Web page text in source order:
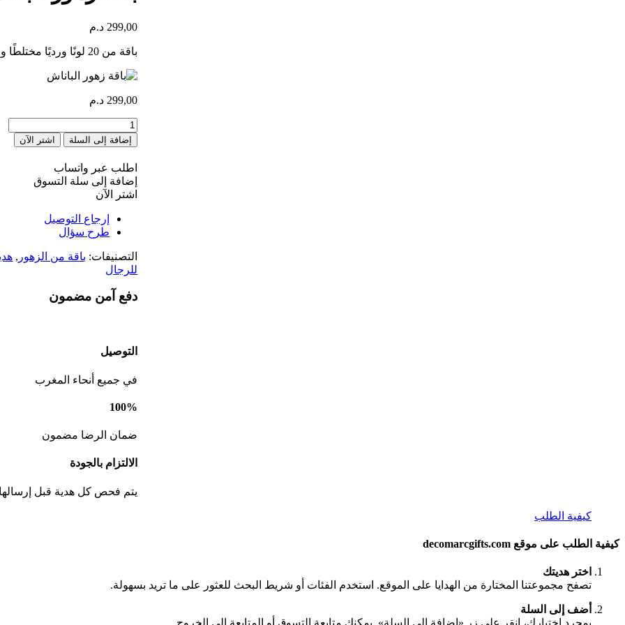
299,00 د.م
باقة من 20 لونًا ورديًا مختلطًا ومغلفًا بشكل جيد
299,00 د.م
كمية
bouquet
panache
إضافة إلى السلة اشتر الآن
اطلب عبر واتساب
إضافة إلى سلة التسوق
اشتر الآن
إرجاع التوصيل
طرح سؤال
التصنيفات: باقة من الزهور ,
للرجال
دفع آمن مضمون
التوصيل
في جميع أنحاء المغرب
100%
ضمان الرضا مضمون
الالتزام بالجودة
يتم فحص كل هدية قبل
كيفية الطلب
كيفية الطلب على موقع decomarcgifts.com
اختر هديتك
تصفح مجموعتنا المختارة من الهدايا على الموقع. استخدم الفئات أو شريط البحث للعثور على ما تريد بسهولة.
أضف إلى السلة